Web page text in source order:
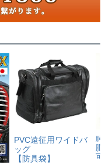
PVC遠征用ワイドバ
ッグ
【防具袋】
胴